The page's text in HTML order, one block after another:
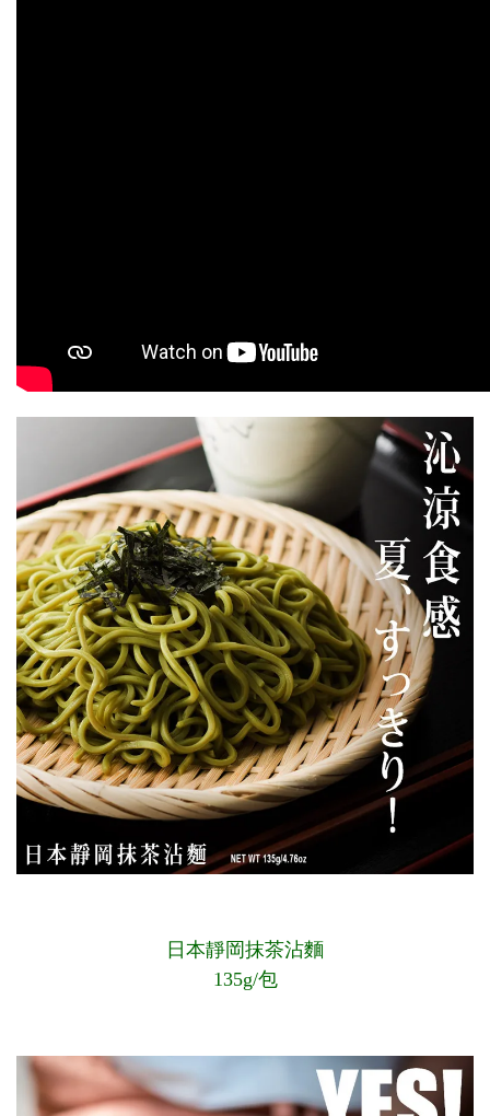
日本靜岡抹茶沾麵
135g/包